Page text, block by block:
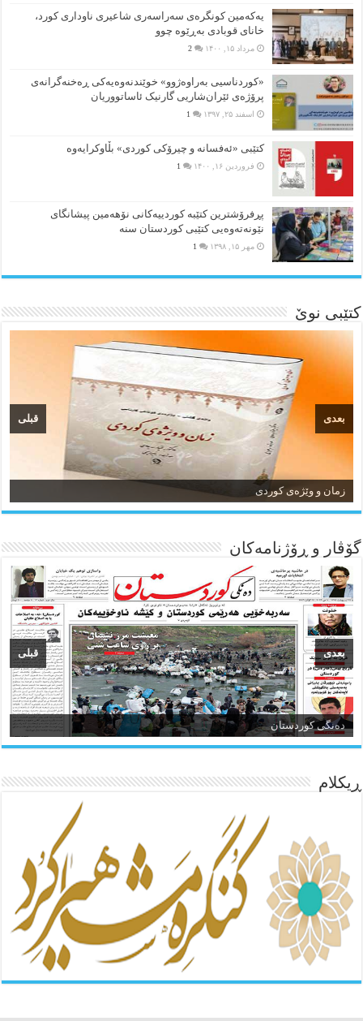
یەکەمین کونگرەی سەراسەری شاعیری‌ ناوداری کورد،
خانای قوبادی بەڕێوە چوو
مرداد ۱۵, ۱۴۰۰ 2
«کوردناسیی بەراوەژوو» خوێندنەوەیەکی ڕەخنەگرانەی
پرۆژەی ئێران‌شاریی گارنیک ئاساتووریان
اسفند ۲۵, ۱۳۹۷ 1
کتێبی «ئەفسانە و چیرۆکی کوردی» بڵاوکرایەوە
فروردین ۱۶, ۱۴۰۰ 1
پڕفرۆشترین کتێبە کوردییەکانی نۆهەمین پیشانگای
نێونەتەوەیی کتێبی کوردستان سنە
مهر ۱۵, ۱۳۹۸ 1
کتێبی نوێ
زمان و وێژەی کوردی
قبلی بعدی
گۆڤار و ڕۆژنامه‌کان
ده‌نگی کوردستان
ئاژانسی هەواڵی مێهر
قبلی بعدی
ڕیکلام